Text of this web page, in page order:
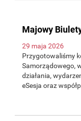
Majowy
29 maja 2026
Przygotowaliśmy
Samorządowego,
działania,
eSesja oraz